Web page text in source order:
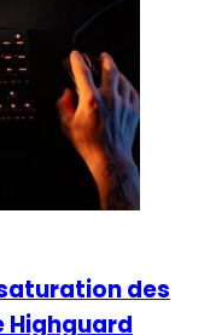
des
Highguard